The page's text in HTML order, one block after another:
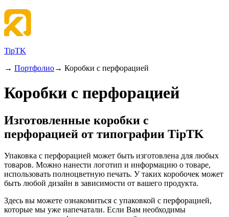
TipTK
→ Портфолио→ Коробки с перфорацией
Коробки с перфорацией
Изготовленные коробки с
перфорацией от типографии TipTK
Упаковка с перфорацией может быть изготовлена для любых
товаров. Можно нанести логотип и информацию о товаре,
использовать полноцветную печать. У таких коробочек может
быть любой дизайн в зависимости от вашего продукта.
Здесь вы можете ознакомиться с упаковкой с перфорацией,
которые мы уже напечатали. Если Вам необходимы